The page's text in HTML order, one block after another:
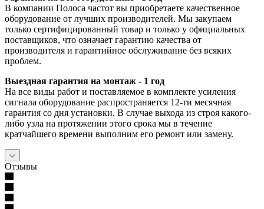
В компании Полоса частот вы приобретаете качественное
оборудование от лучших производителей. Мы закупаем
только сертифицированный товар и только у официальных
поставщиков, что означает гарантию качества от
производителя и гарантийное обслуживание без всяких
проблем.
Выездная гарантия на монтаж - 1 год
На все виды работ и поставляемое в комплекте усиления
сигнала оборудование распространяется 12-ти месячная
гарантия со дня установки. В случае выхода из строя какого-
либо узла на протяжении этого срока мы в течение
кратчайшего времени выполним его ремонт или замену.
Отзывы